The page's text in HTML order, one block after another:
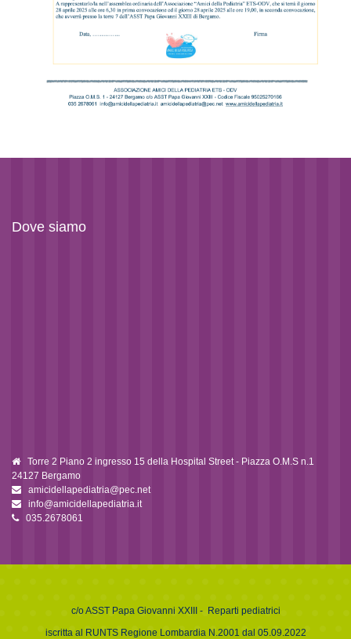
Dove siamo
Torre 2 Piano 2 ingresso 15 della Hospital Street - Piazza O.M.S n.1
24127 Bergamo
amicidellapediatria@pec.net
info@amicidellapediatria.it
035.2678061
c/oASST Papa Giovanni XXIII - Reparti pediatrici
iscritta al RUNTS Regione Lombardia N.2001 dal 05.09.2022